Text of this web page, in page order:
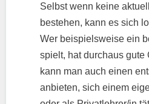
Selbst wenn keine
bestehen, kann es sich
Wer beispielsweise ein
spielt, hat durchaus gute
kann man auch einen
anbieten, sich einem